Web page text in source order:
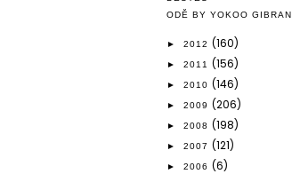
ODĔ BY YOKOO GIBRAN
► 2012 (160)
► 2011 (156)
► 2010 (146)
► 2009 (206)
► 2008 (198)
► 2007 (121)
► 2006 (6)